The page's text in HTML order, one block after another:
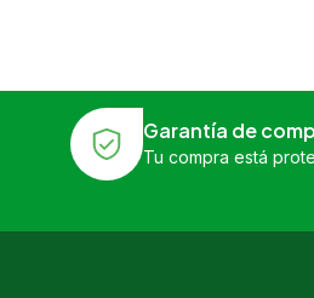
Garantía de
Tu compra está